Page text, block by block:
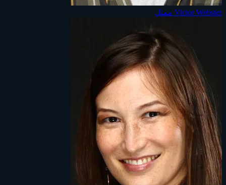
Victor Webster ممثل